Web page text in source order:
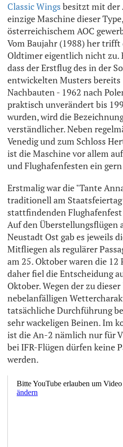
Classic Wings besitzt mit der
einzige Maschine dieser
österreichischem AOC
Vom Baujahr (1988) her trifft
Oldtimer eigentlich nicht zu.
dass der Erstflug des in der
entwickelten Musters
Nachbauten - 1962 nach
praktisch unverändert bis
wurden, wird die
verständlicher. Neben
Venedig und zum Schloss
ist die Maschine vor allem
und Flughafenfesten ein
Erstmalig war die "Tante
traditionell am
stattfindenden
Auf den Überstellungsflügen
Neustadt Ost gab es jeweils
Mitfliegen als regulärer
am 25. Oktober waren die 12
daher fiel die Entscheidung
Oktober. Wegen der zu
nebelanfälligen
tatsächliche Durchführung
sehr wackeligen Beinen. Im
ist die An-2 nämlich nur für
bei IFR-Flügen dürfen keine
werden.